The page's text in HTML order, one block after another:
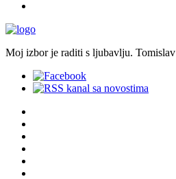
Moj izbor je raditi s ljubavlju. Tomislav